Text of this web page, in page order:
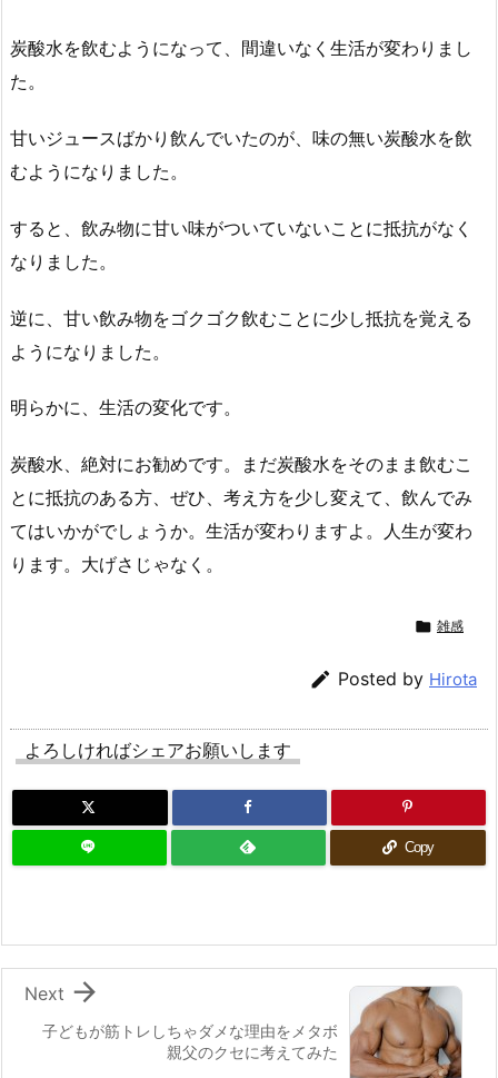
炭酸水を飲むようになって、間違いなく生活が変わりまし
た。
甘いジュースばかり飲んでいたのが、味の無い炭酸水を飲
むようになりました。
すると、飲み物に甘い味がついていないことに抵抗がなく
なりました。
逆に、甘い飲み物をゴクゴク飲むことに少し抵抗を覚える
ようになりました。
明らかに、生活の変化です。
炭酸水、絶対にお勧めです。まだ炭酸水をそのまま飲むこ
とに抵抗のある方、ぜひ、考え方を少し変えて、飲んでみ
てはいかがでしょうか。生活が変わりますよ。人生が変わ
ります。大げさじゃなく。
 雑感
 Posted by Hirota
よろしければシェアお願いします
Copy
子どもが筋トレしちゃダメな理由をメタボ
親父のクセに考えてみた

Next